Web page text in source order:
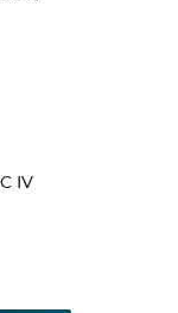
IV